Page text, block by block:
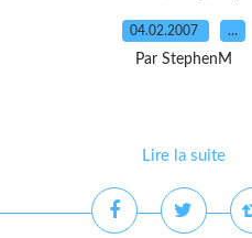
04.02.2007 …
Par StephenM
Lire la suite